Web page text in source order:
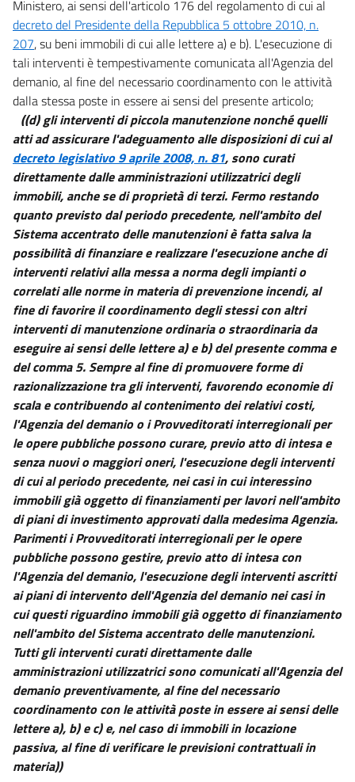
Ministero, ai sensi dell'articolo 176 del regolamento di cui al
decreto del Presidente della Repubblica 5 ottobre 2010, n.
207, su beni immobili di cui alle lettere a) e b). L'esecuzione di
tali interventi è tempestivamente comunicata all'Agenzia del
demanio, al fine del necessario coordinamento con le attività
dalla stessa poste in essere ai sensi del presente articolo;
((d) gli interventi di piccola manutenzione nonché quelli
atti ad assicurare l'adeguamento alle disposizioni di cui al
decreto legislativo 9 aprile 2008, n. 81, sono curati
direttamente dalle amministrazioni utilizzatrici degli
immobili, anche se di proprietà di terzi. Fermo restando
quanto previsto dal periodo precedente, nell'ambito del
Sistema accentrato delle manutenzioni è fatta salva la
possibilità di finanziare e realizzare l'esecuzione anche di
interventi relativi alla messa a norma degli impianti o
correlati alle norme in materia di prevenzione incendi, al
fine di favorire il coordinamento degli stessi con altri
interventi di manutenzione ordinaria o straordinaria da
eseguire ai sensi delle lettere a) e b) del presente comma e
del comma 5. Sempre al fine di promuovere forme di
razionalizzazione tra gli interventi, favorendo economie di
scala e contribuendo al contenimento dei relativi costi,
l'Agenzia del demanio o i Provveditorati interregionali per
le opere pubbliche possono curare, previo atto di intesa e
senza nuovi o maggiori oneri, l'esecuzione degli interventi
di cui al periodo precedente, nei casi in cui interessino
immobili già oggetto di finanziamenti per lavori nell'ambito
di piani di investimento approvati dalla medesima Agenzia.
Parimenti i Provveditorati interregionali per le opere
pubbliche possono gestire, previo atto di intesa con
l'Agenzia del demanio, l'esecuzione degli interventi ascritti
ai piani di intervento dell'Agenzia del demanio nei casi in
cui questi riguardino immobili già oggetto di finanziamento
nell'ambito del Sistema accentrato delle manutenzioni.
Tutti gli interventi curati direttamente dalle
amministrazioni utilizzatrici sono comunicati all'Agenzia del
demanio preventivamente, al fine del necessario
coordinamento con le attività poste in essere ai sensi delle
lettere a), b) e c) e, nel caso di immobili in locazione
passiva, al fine di verificare le previsioni contrattuali in
materia))